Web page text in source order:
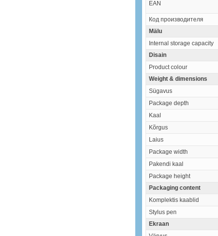
EAN
Код производителя
Mälu
Internal storage capacity
Disain
Product colour
Weight & dimensions
Sügavus
Package depth
Kaal
Kõrgus
Laius
Package width
Pakendi kaal
Package height
Packaging content
Komplektis kaablid
Stylus pen
Ekraan